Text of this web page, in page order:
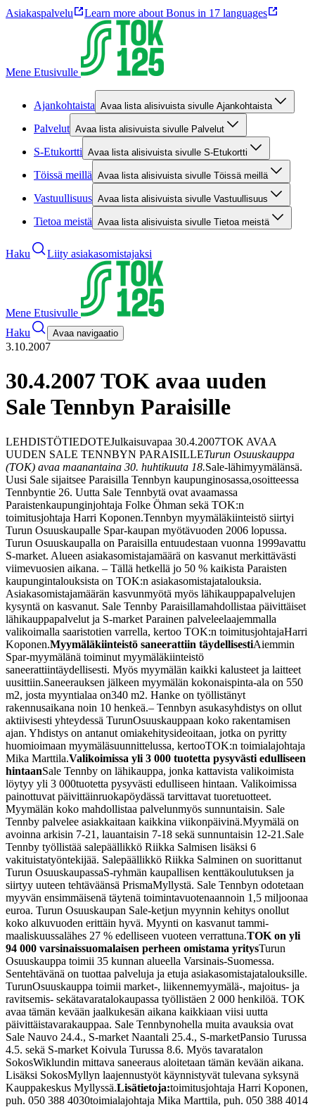
Asiakaspalvelu Learn more about Bonus in 17 languages
Mene Etusivulle
Ajankohtaista Avaa lista alisivuista sivulle Ajankohtaista
Palvelut Avaa lista alisivuista sivulle Palvelut
S-Etukortti Avaa lista alisivuista sivulle S-Etukortti
Töissä meillä Avaa lista alisivuista sivulle Töissä meillä
Vastuullisuus Avaa lista alisivuista sivulle Vastuullisuus
Tietoa meistä Avaa lista alisivuista sivulle Tietoa meistä
Haku Liity asiakasomistajaksi
Mene Etusivulle
Haku
Avaa navigaatio
3.10.2007
30.4.2007 TOK avaa uuden
Sale Tennbyn Paraisille
LEHDISTÖTIEDOTEJulkaisuvapaa 30.4.2007TOK AVAA
UUDEN SALE TENNBYN PARAISILLETurun Osuuskauppa
(TOK) avaa maanantaina 30. huhtikuuta 18.Sale-lähimyymälänsä.
Uusi Sale sijaitsee Paraisilla Tennbyn kaupunginosassa,osoitteessa
Tennbyntie 26. Uutta Sale Tennbytä ovat avaamassa
Paraistenkaupunginjohtaja Folke Öhman sekä TOK:n
toimitusjohtaja Harri Koponen.Tennbyn myymäläkiinteistö siirtyi
Turun Osuuskaupalle Spar-kaupan myötävuoden 2006 lopussa.
Turun Osuuskaupalla on Paraisilla entuudestaan vuonna 1999avattu
S-market. Alueen asiakasomistajamäärä on kasvanut merkittävästi
viimevuosien aikana. – Tällä hetkellä jo 50 % kaikista Paraisten
kaupungintalouksista on TOK:n asiakasomistajatalouksia.
Asiakasomistajamäärän kasvunmyötä myös lähikauppapalvelujen
kysyntä on kasvanut. Sale Tennby Paraisillamahdollistaa päivittäiset
lähikauppapalvelut ja S-market Parainen palveleelaajemmalla
valikoimalla saaristotien varrella, kertoo TOK:n toimitusjohtajaHarri
Koponen.Myymäläkiinteistö saneerattiin täydellisestiAiemmin
Spar-myymälänä toiminut myymäläkiinteistö
saneerattiintäydellisesti. Myös myymälän kaikki kalusteet ja laitteet
uusittiin.Saneerauksen jälkeen myymälän kokonaispinta-ala on 550
m2, josta myyntialaa on340 m2. Hanke on työllistänyt
rakennusaikana noin 10 henkeä.– Tennbyn asukasyhdistys on ollut
aktiivisesti yhteydessä TurunOsuuskauppaan koko rakentamisen
ajan. Yhdistys on antanut omiakehitysideoitaan, jotka on pyritty
huomioimaan myymäläsuunnittelussa, kertooTOK:n toimialajohtaja
Mika Marttila.Valikoimissa yli 3 000 tuotetta pysyvästi edulliseen
hintaanSale Tennby on lähikauppa, jonka kattavista valikoimista
löytyy yli 3 000tuotetta pysyvästi edulliseen hintaan. Valikoimissa
painottuvat päivittäinruokapöydässä tarvittavat tuoretuotteet.
Myymälän koko mahdollistaa palvelunmyös sunnuntaisin. Sale
Tennby palvelee asiakkaitaan kaikkina viikonpäivinä.Myymälä on
avoinna arkisin 7-21, lauantaisin 7-18 sekä sunnuntaisin 12-21.Sale
Tennby työllistää salepäällikkö Riikka Salmisen lisäksi 6
vakituistatyöntekijää. Salepäällikkö Riikka Salminen on suorittanut
Turun OsuuskaupassaS-ryhmän kaupallisen kenttäkoulutuksen ja
siirtyy uuteen tehtäväänsä PrismaMyllystä. Sale Tennbyn odotetaan
myyvän ensimmäisenä täytenä toimintavuotenaannoin 1,5 miljoonaa
euroa. Turun Osuuskaupan Sale-ketjun myynnin kehitys onollut
koko alkuvuoden erittäin hyvä. Myynti on kasvanut tammi-
maaliskuussalähes 27 % edelliseen vuoteen verrattuna.TOK on yli
94 000 varsinaissuomalaisen perheen omistama yritysTurun
Osuuskauppa toimii 35 kunnan alueella Varsinais-Suomessa.
Sentehtävänä on tuottaa palveluja ja etuja asiakasomistajatalouksille.
TurunOsuuskauppa toimii market-, liikennemyymälä-, majoitus- ja
ravitsemis- sekätavaratalokaupassa työllistäen 2 000 henkilöä. TOK
avaa tämän kevään jaalkukesän aikana kaikkiaan viisi uutta
päivittäistavarakauppaa. Sale Tennbynohella muita avauksia ovat
Sale Nauvo 24.4., S-market Naantali 25.4., S-marketPansio Turussa
4.5. sekä S-market Koivula Turussa 8.6. Myös tavaratalon
SokosWiklundin mittava saneeraus aloitetaan tämän kevään aikana.
Lisäksi SokosMyllyn laajennustyöt käynnistyvät tulevana syksynä
Kauppakeskus Myllyssä.Lisätietoja:toimitusjohtaja Harri Koponen,
puh. 050 388 4030toimialajohtaja Mika Marttila, puh. 050 388 4014